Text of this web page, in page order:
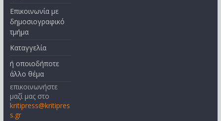
Επικοινωνία με
δημοσιογραφικό
τμήμα
Καταγγελία
ή οποιοδήποτε
άλλο θέμα
επικοινωνήστε
μαζί μας στο
kritipress@kritipres
s.gr